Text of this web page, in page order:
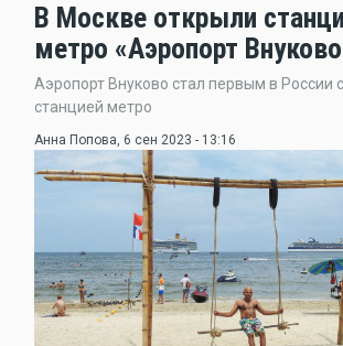
В Москве открыли
метро «Аэропорт
Аэропорт Внуково стал первым в России
станцией метро
Анна Попова , 6 сен 2023 - 13:16